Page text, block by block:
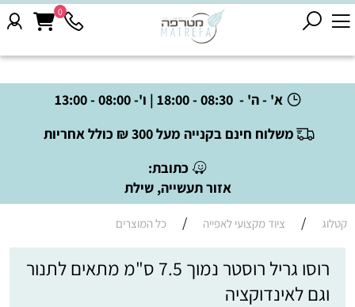
א' - ה' - 08:30 - 18:00 | ו'- 08:00 - 13:00
משלוח חינם בקנייה מעל 300 ₪ כולל אחריות
כתובת:
אזור תעשייה, שילת
0
קטלוג / ציוד מקצועי לאפייה / כל המוצרים
רוסו גריל רוסטר נמוך 7.5 ס"מ מתאים לתנור
וגם לאינדוקציה